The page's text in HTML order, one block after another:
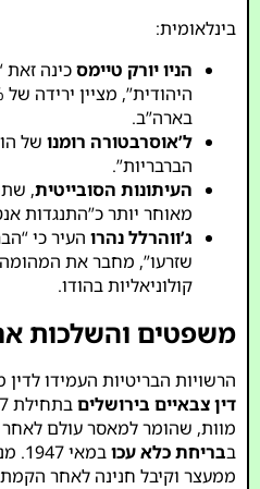
בינלאומית:
הניו יורק טיימסכינה
בארה”ב.
ל’אוסרבטורה רומנו של
הברבריות”.
העיתונות הסובייטית,
מאוחר יותר כ”התנגדות
ג’ווהרלל נהרו העיר כי
שזרעו”, מחבר את
קולוניאליות בהודו.
משפטים והשלכות
הרשויות הבריטיות העמידו
דין צבאיים בירושלים
מוות, שהומר למאסר עולם לאחר
בבריחת כלא עכו
ממעצר וקיבל חנינה לאחר הקמת